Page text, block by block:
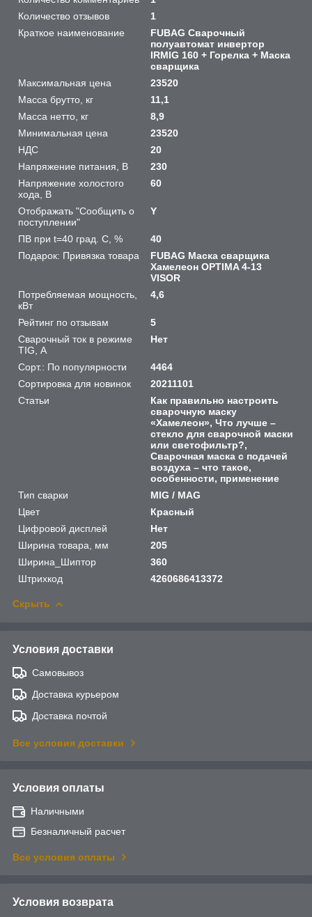
Количество отзывов
1
Краткое наименование
FUBAG Сварочный
полуавтомат инвертор
IRMIG 160 + Горелка + Маска
сварщика
Максимальная цена
23520
Масса брутто, кг
11,1
Масса нетто, кг
8,9
Минимальная цена
23520
НДС
20
Напряжение питания, В
230
Напряжение холостого
хода, В
60
Отображать "Сообщить о
поступлении"
Y
ПВ при t=40 град. С, %
40
Подарок: Привязка товара
FUBAG Маска сварщика
Хамелеон OPTIMA 4-13
VISOR
Потребляемая мощность,
кВт
4,6
Рейтинг по отзывам
5
Сварочный ток в режиме
TIG, А
Нет
Сорт.: По популярности
4464
Сортировка для новинок
20211101
Статьи
Как правильно настроить
сварочную маску
«Хамелеон», Что лучше –
стекло для сварочной маски
или светофильтр?,
Сварочная маска с подачей
воздуха – что такое,
особенности, применение
Тип сварки
MIG / MAG
Цвет
Красный
Цифровой дисплей
Нет
Ширина товара, мм
205
Ширина_Шиптор
360
Штрихкод
4260686413372
Скрыть
Условия доставки
Самовывоз
Доставка курьером
Доставка почтой
Все условия доставки
Условия оплаты
Наличными
Безналичный расчет
Все условия оплаты
Условия возврата